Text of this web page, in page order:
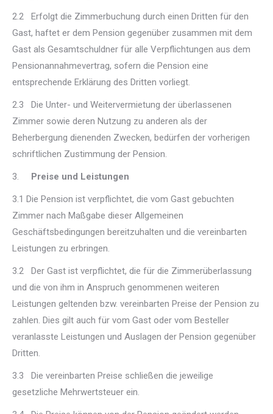
2.2 Erfolgt die Zimmerbuchung durch einen Dritten für den
Gast, haftet er dem Pension gegenüber zusammen mit dem
Gast als Gesamtschuldner für alle Verpflichtungen aus dem
Pensionannahmevertrag, sofern die Pension eine
entsprechende Erklärung des Dritten vorliegt.
2.3 Die Unter- und Weitervermietung der überlassenen
Zimmer sowie deren Nutzung zu anderen als der
Beherbergung dienenden Zwecken, bedürfen der vorherigen
schriftlichen Zustimmung der Pension.
3. Preise und Leistungen
3.1 Die Pension ist verpflichtet, die vom Gast gebuchten
Zimmer nach Maßgabe dieser Allgemeinen
Geschäftsbedingungen bereitzuhalten und die vereinbarten
Leistungen zu erbringen.
3.2 Der Gast ist verpflichtet, die für die Zimmerüberlassung
und die von ihm in Anspruch genommenen weiteren
Leistungen geltenden bzw. vereinbarten Preise der Pension zu
zahlen. Dies gilt auch für vom Gast oder vom Besteller
veranlasste Leistungen und Auslagen der Pension gegenüber
Dritten.
3.3 Die vereinbarten Preise schließen die jeweilige
gesetzliche Mehrwertsteuer ein.